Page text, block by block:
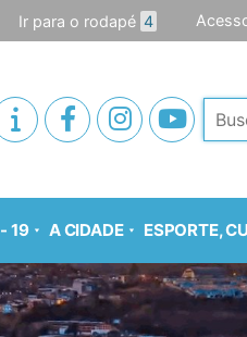
Ir para o rodapé 4
19 A CIDADE ESPORTE,